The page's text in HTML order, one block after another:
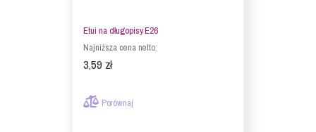
Etui na długopisy E26
Najniższa cena netto:
3,59 zł
Porównaj